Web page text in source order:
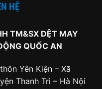
HỆ
TM&SX DỆT MAY
QUỐC AN
Yên Kiện – Xã
Thanh Trì – Hà Nội